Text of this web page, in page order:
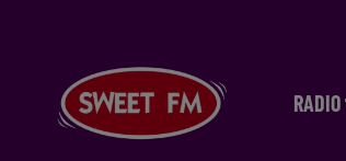
RADIO